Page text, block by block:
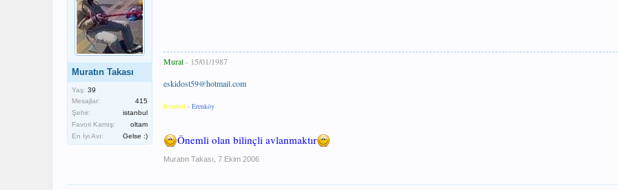
Muratın Takası
Yaş: 39
Mesajlar:
415
Şehir:
istanbul
Favori Kamış:
oltam
En İyi Avı:
Gelse :)
Murat- 15/01/1987
eskidost59@hotmail.com
İstanbul - Erenköy
Önemli olan bilinçli avlanmaktır
Muratın Takası 7 Ekim 2006